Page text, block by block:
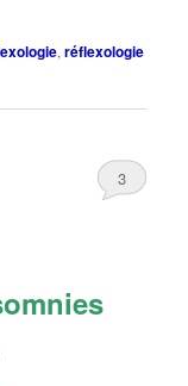
,réflexologie
3